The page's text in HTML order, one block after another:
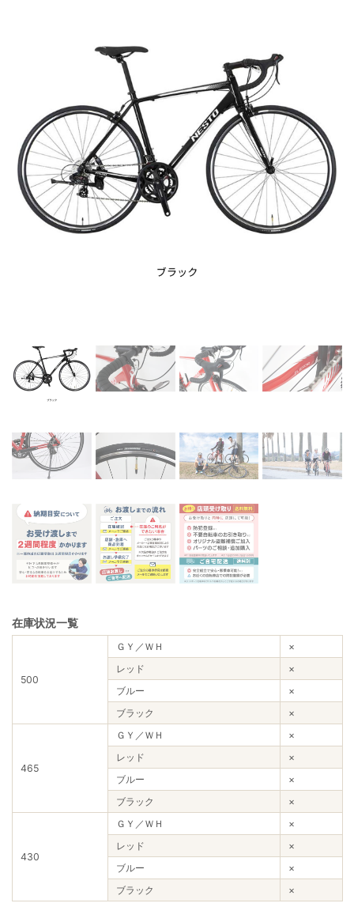
在庫状況一覧
500
ＧＹ／ＷＨ
×
レッド
×
ブルー
×
ブラック
×
465
ＧＹ／ＷＨ
×
レッド
×
ブルー
×
ブラック
×
430
ＧＹ／ＷＨ
×
レッド
×
ブルー
×
ブラック
×